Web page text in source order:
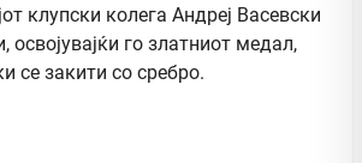
клупски колега Андреј Васевски
освојувајќи го златниот медал,
се закити со сребро.